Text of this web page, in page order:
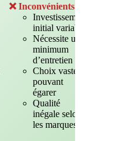
❌ Inconvénients
Investissement
initial variable
Nécessite un
minimum
d’entretien
Choix vaste
pouvant
égarer
Qualité
inégale selon
les marques